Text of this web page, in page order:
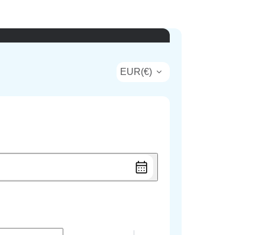
EUR(€)